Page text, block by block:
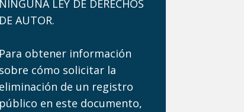
NINGUNA LEY DE DERECHOS
DE AUTOR.
Para obtener información
sobre cómo solicitar la
eliminación de un registro
público en este documento,